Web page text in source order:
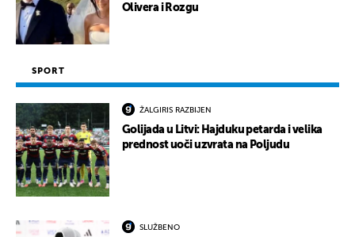
Olivera i Rozgu
SPORT
ŽALGIRIS RAZBIJEN
Golijada u Litvi: Hajduku petarda i velika
prednost uoči uzvrata na Poljudu
SLUŽBENO